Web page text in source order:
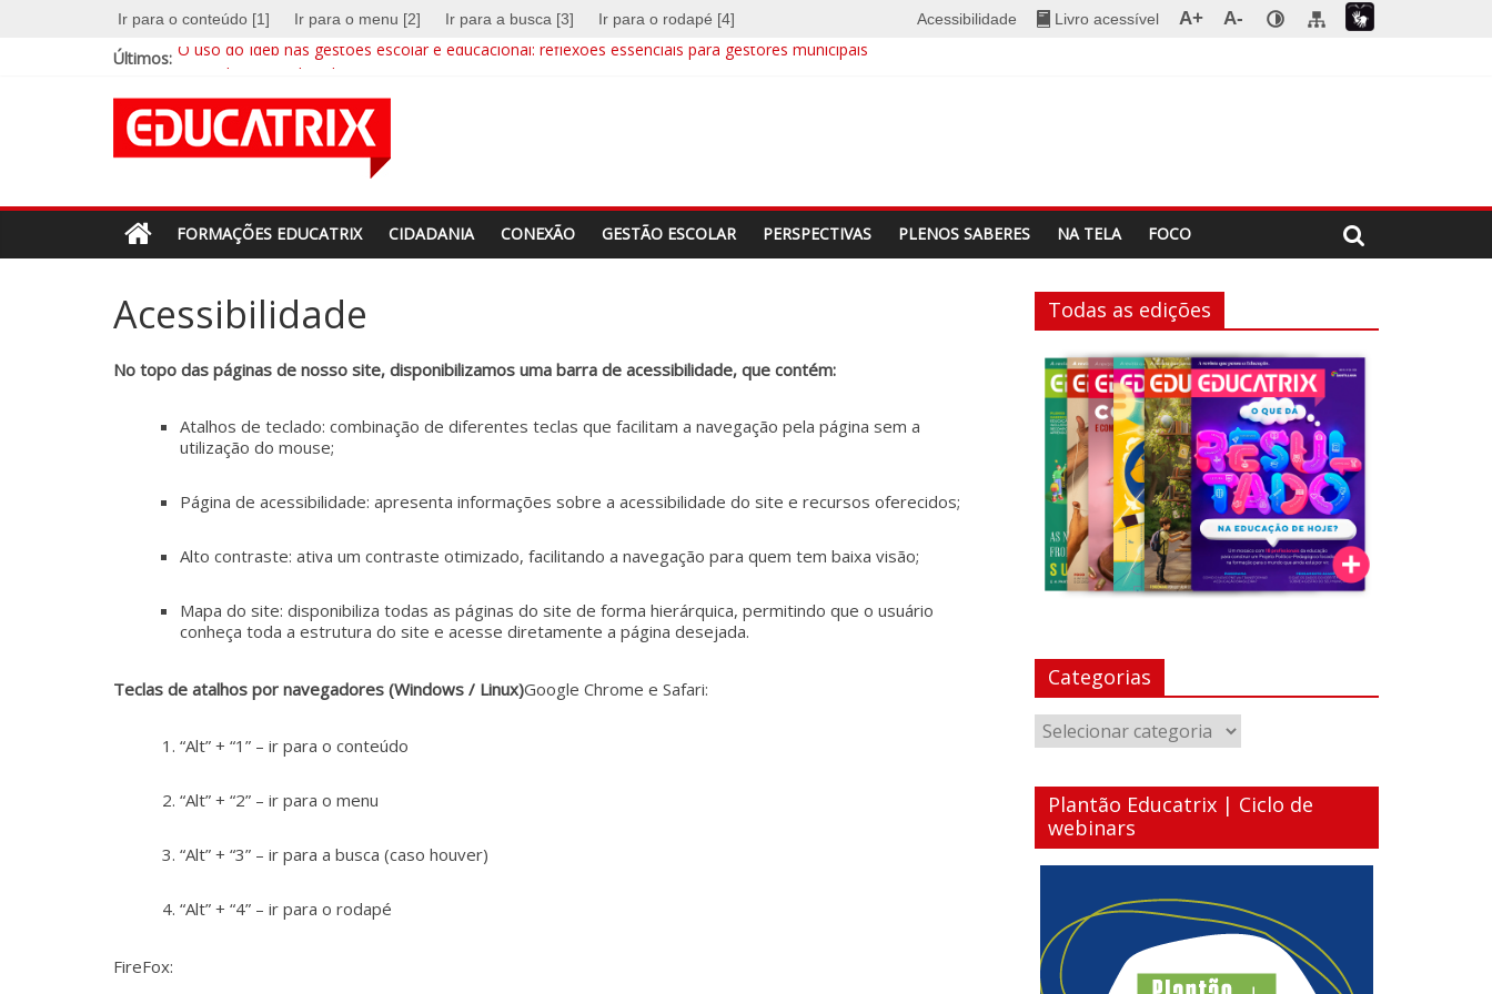
Ir para o conteúdo [1] Ir para o menu [2] Ir para a busca [3] Ir para o rodapé [4] Acessibilidade Livro acessível A+
A-
Últimos: O uso do Ideb nas gestões escolar e educacional: reflexões essenciais para gestores municipais
EDUCATRIX 28 | Baixe já a nova edição
Mentalidades matemáticas: a abordagem que quebra barreiras
Educação integral cresce no país e busca sua identidade
Revista
Educatrix
–
Editora
Moderna
transformação.
metodologias
tecnologias
vez
presentes
explorar
possibilidades
FORMAÇÕES EDUCATRIX CIDADANIA CONEXÃO GESTÃO ESCOLAR PERSPECTIVAS PLENOS SABERES NA TELA FOCO
Acessibilidade
No topo das páginas de nosso site, disponibilizamos uma barra de acessibilidade, que contém:
Atalhos de teclado: combinação de diferentes teclas que facilitam a navegação pela página sem a
utilização do mouse;
Página de acessibilidade: apresenta informações sobre a acessibilidade do site e recursos oferecidos;
Alto contraste: ativa um contraste otimizado, facilitando a navegação para quem tem baixa visão;
Mapa do site: disponibiliza todas as páginas do site de forma hierárquica, permitindo que o usuário
conheça toda a estrutura do site e acesse diretamente a página desejada.
Teclas de atalhos por navegadores (Windows / Linux)Google Chrome e Safari:
“Alt” + “1” – ir para o conteúdo
“Alt” + “2” – ir para o menu
“Alt” + “3” – ir para a busca (caso houver)
“Alt” + “4” – ir para o rodapé
FireFox:
Todas as edições
Categorias
Categorias
Plantão Educatrix | Ciclo de
webinars